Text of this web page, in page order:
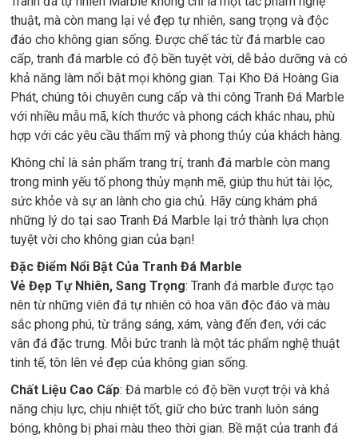
thuật, mà còn mang lại vẻ đẹp tự nhiên, sang trọng và độc
đáo cho không gian sống. Được chế tác từ đá marble cao
cấp, tranh đá marble có độ bền tuyệt vời, dễ bảo dưỡng và có
khả năng làm nổi bật mọi không gian. Tại Kho Đá Hoàng Gia
Phát, chúng tôi chuyên cung cấp và thi công Tranh Đá Marble
với nhiều mẫu mã, kích thước và phong cách khác nhau, phù
hợp với các yêu cầu thẩm mỹ và phong thủy của khách hàng.
Không chỉ là sản phẩm trang trí, tranh đá marble còn mang
trong mình yếu tố phong thủy mạnh mẽ, giúp thu hút tài lộc,
sức khỏe và sự an lành cho gia chủ. Hãy cùng khám phá
những lý do tại sao Tranh Đá Marble lại trở thành lựa chọn
tuyệt vời cho không gian của bạn!
Đặc Điểm Nổi Bật Của Tranh Đá Marble
Vẻ Đẹp Tự Nhiên, Sang Trọng: Tranh đá marble được tạo
nên từ những viên đá tự nhiên có hoa văn độc đáo và màu
sắc phong phú, từ trắng sáng, xám, vàng đến đen, với các
vân đá đặc trưng. Mỗi bức tranh là một tác phẩm nghệ thuật
tinh tế, tôn lên vẻ đẹp của không gian sống.
Chất Liệu Cao Cấp: Đá marble có độ bền vượt trội và khả
năng chịu lực, chịu nhiệt tốt, giữ cho bức tranh luôn sáng
bóng, không bị phai màu theo thời gian. Bề mặt của tranh đá